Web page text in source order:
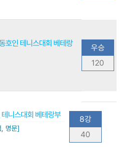
호인 테니스대회 베테랑
우승
120
니스대회 베테랑부
, 명문]
8강
40